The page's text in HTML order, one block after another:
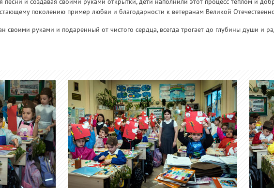
поколению пример любви и благодарности к ветеранам Великой
своими руками и подаренный от чистого сердца, всегда трогает до глубины души и